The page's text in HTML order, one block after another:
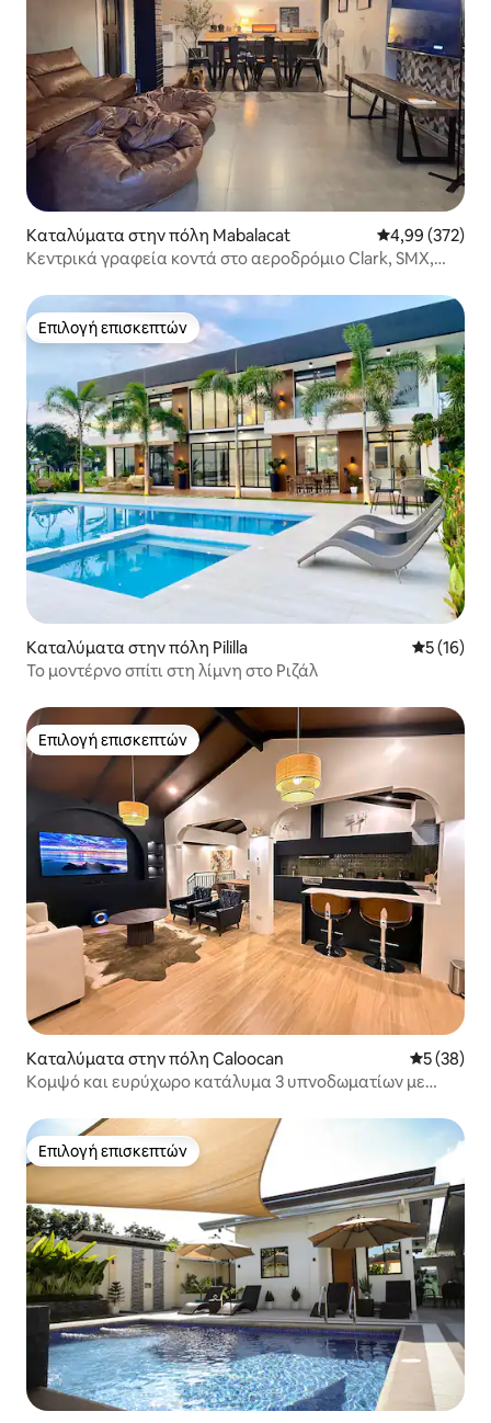
Καταλύματα στην πόλη Mabalacat Μέση
4,99 (372)
Κεντρικά γραφεία κοντά στο αεροδρόμιο Clark, SMX,
Επιλογή επισκεπτών
Επιλογή επισκεπτών
Καταλύματα στην πόλη Pililla Μέση
5 (16)
Το μοντέρνο σπίτι στη λίμνη στο Ριζάλ
Επιλογή επισκεπτών
Επιλογή επισκεπτών
Καταλύματα στην πόλη Caloocan Μέση
5 (38)
Κομψό και ευρύχωρο κατάλυμα 3 υπνοδωματίων με
Επιλογή επισκεπτών
Επιλογή επισκεπτών